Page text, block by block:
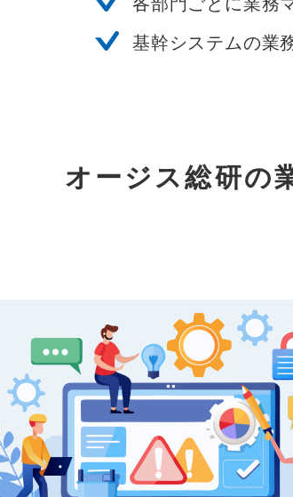
基幹システムの業
オージス総研の